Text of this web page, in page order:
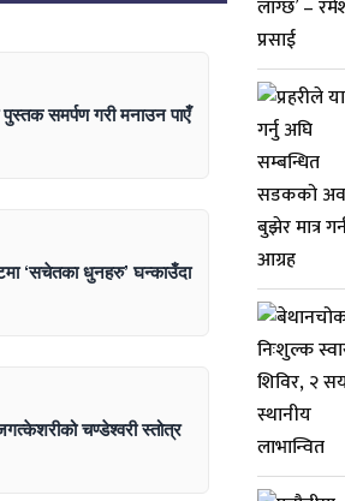
समर्पण गरी मनाउन पाएँ
‘सचेतका धुनहरु’ घन्काउँदा
चण्डेश्वरी स्तोत्र